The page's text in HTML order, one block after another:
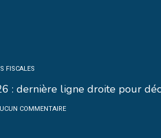
FISCALES
: dernière ligne droite pour
COMMENTAIRE